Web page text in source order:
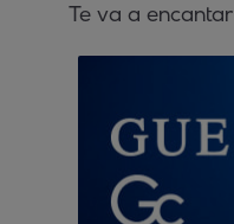
Te va a encantar